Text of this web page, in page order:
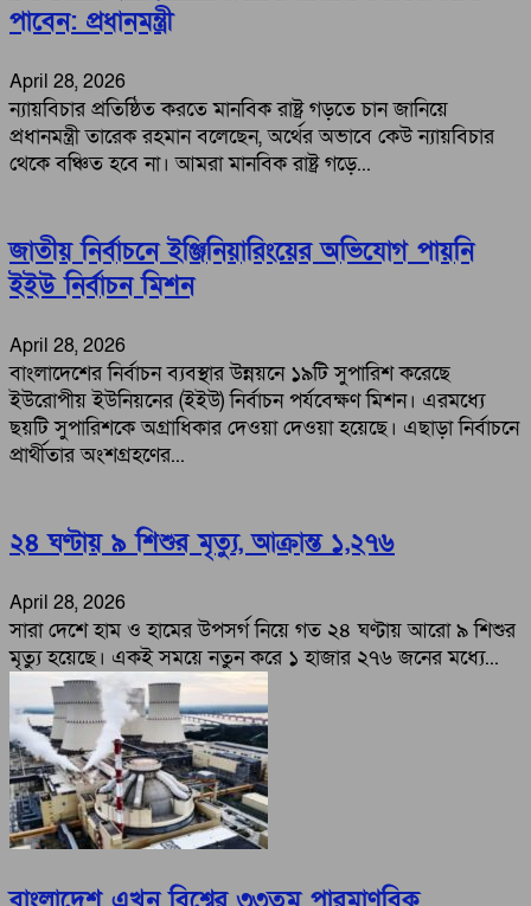
পাবেন: প্রধানমন্ত্রী
April 28, 2026
ন্যায়বিচার প্রতিষ্ঠিত করতে মানবিক রাষ্ট্র গড়তে চান জানিয়ে
প্রধানমন্ত্রী তারেক রহমান বলেছেন, অর্থের অভাবে কেউ ন্যায়বিচার
থেকে বঞ্চিত হবে না। আমরা মানবিক রাষ্ট্র গড়ে...
জাতীয় নির্বাচনে ইঞ্জিনিয়ারিংয়ের অ‌ভিযোগ পায়‌নি
ইইউ নির্বাচন মিশন
April 28, 2026
বাংলাদেশের নির্বাচন ব্যবস্থার উন্নয়নে ১৯টি সুপারিশ করেছে
ইউরোপীয় ইউনিয়নের (ইইউ) নির্বাচন পর্যবেক্ষণ মিশন। এরম‌ধ্যে
ছয়‌টি সুপা‌রিশ‌কে অগ্রা‌ধিকার দেওয়া দেওয়া হ‌য়ে‌ছে। এছাড়া নির্বাচ‌নে
প্রার্থীতার অংশগ্রহ‌ণের...
২৪ ঘণ্টায় ৯ শিশুর মৃত্যু, আক্রান্ত ১,২৭৬
April 28, 2026
সারা দেশে হাম ও হামের উপসর্গ নিয়ে গত ২৪ ঘণ্টায় আরো ৯ শিশুর
মৃত্যু হয়েছে। একই সময়ে নতুন করে ১ হাজার ২৭৬ জনের মধ্যে...